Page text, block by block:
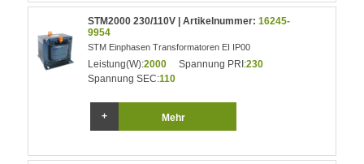
STM2000 230/110V | Artikelnummer:16245-
9954
STM Einphasen Transformatoren EI IP00
Leistung(W):2000 Spannung PRI:230
Spannung SEC:110
Mehr